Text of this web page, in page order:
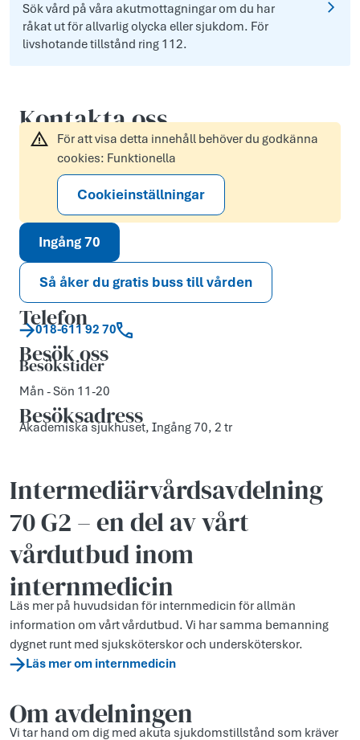
Sök vård på våra akutmottagningar om du har
råkat ut för allvarlig olycka eller sjukdom. För
livshotande tillstånd ring 112.
Kontakta oss
För att visa detta innehåll behöver du godkänna
cookies: Funktionella
Cookieinställningar
Ingång 70
Så åker du gratis buss till vården
Telefon
018-611 92 70
Besök oss
Besökstider
Mån - Sön 11-20
Besöksadress
Akademiska sjukhuset, Ingång 70, 2 tr
Intermediärvårds­avdelning
70 G2 – en del av vårt
vårdutbud inom
internmedicin
Läs mer på huvudsidan för internmedicin för allmän
information om vårt vårdutbud. Vi har samma bemanning
dygnet runt med sjuksköterskor och undersköterskor.
Läs mer om internmedicin
Om avdelningen
Vi tar hand om dig med akuta sjukdomstillstånd som kräver